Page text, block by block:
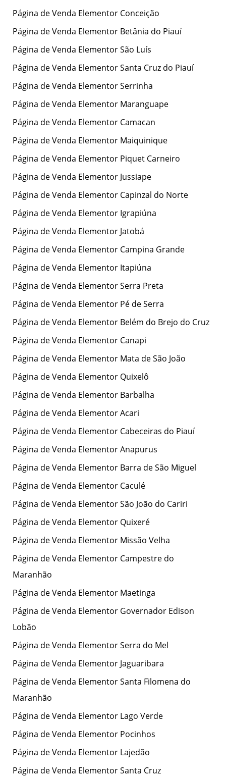
Página de Venda Elementor Conceição
Página de Venda Elementor Betânia do Piauí
Página de Venda Elementor São Luís
Página de Venda Elementor Santa Cruz do Piauí
Página de Venda Elementor Serrinha
Página de Venda Elementor Maranguape
Página de Venda Elementor Camacan
Página de Venda Elementor Maiquinique
Página de Venda Elementor Piquet Carneiro
Página de Venda Elementor Jussiape
Página de Venda Elementor Capinzal do Norte
Página de Venda Elementor Igrapiúna
Página de Venda Elementor Jatobá
Página de Venda Elementor Campina Grande
Página de Venda Elementor Itapiúna
Página de Venda Elementor Serra Preta
Página de Venda Elementor Pé de Serra
Página de Venda Elementor Belém do Brejo do Cruz
Página de Venda Elementor Canapi
Página de Venda Elementor Mata de São João
Página de Venda Elementor Quixelô
Página de Venda Elementor Barbalha
Página de Venda Elementor Acari
Página de Venda Elementor Cabeceiras do Piauí
Página de Venda Elementor Anapurus
Página de Venda Elementor Barra de São Miguel
Página de Venda Elementor Caculé
Página de Venda Elementor São João do Cariri
Página de Venda Elementor Quixeré
Página de Venda Elementor Missão Velha
Página de Venda Elementor Campestre do
Maranhão
Página de Venda Elementor Maetinga
Página de Venda Elementor Governador Edison
Lobão
Página de Venda Elementor Serra do Mel
Página de Venda Elementor Jaguaribara
Página de Venda Elementor Santa Filomena do
Maranhão
Página de Venda Elementor Lago Verde
Página de Venda Elementor Pocinhos
Página de Venda Elementor Lajedão
Página de Venda Elementor Santa Cruz